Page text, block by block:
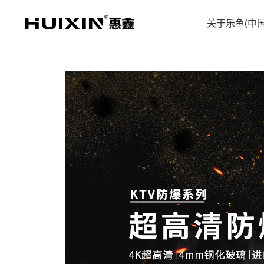
关于乐鱼(中
企业文
企业历
企业荣
企业案
合作伙
人才招
防爆电视系列 X5款酒店
教育机系列 会议机